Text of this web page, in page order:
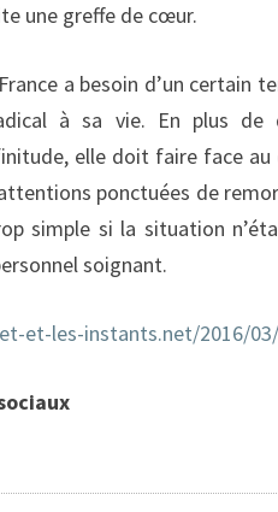
une greffe de cœur.
a besoin d’un
à sa vie. En plus
elle doit faire face au
ponctuées de
simple si la situation
soignant.
et-les-instants.net/2016/